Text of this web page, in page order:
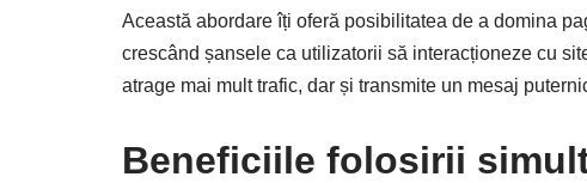
Această abordare îți oferă posibilitatea de a domina
crescând șansele ca utilizatorii să interacționeze cu
atrage mai mult trafic, dar și transmite un mesaj
Beneficiile folosirii